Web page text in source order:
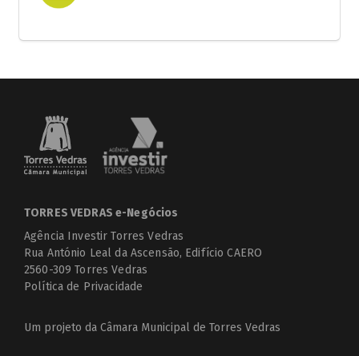
TORRES VEDRAS e-Negócios
Agência Investir Torres Vedras
Rua António Leal da Ascensão, Edifício CAERO
2560-309 Torres Vedras
Política de Privacidade
Um projeto da Câmara Municipal de Torres Vedras